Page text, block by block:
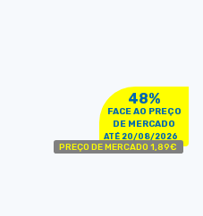
48%
FACE AO PREÇO
DE MERCADO
ATÉ 20/08/2026
PREÇO DE MERCADO 1,89€